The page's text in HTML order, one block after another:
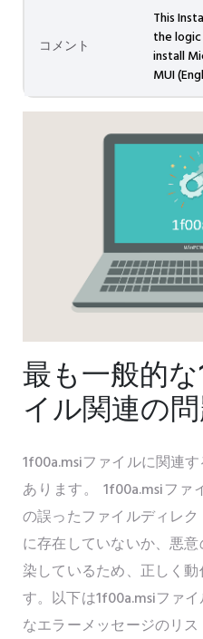
コメント
This
the
install
MUI
最も一般的
イル関連の
1f00a.msiファイルに関連
あります。 1f00a.msiフ
の誤ったファイルディレ
に存在していないか、悪
染しているため、正しく
す。以下は1f00a.msiファ
なエラーメッセージのリ